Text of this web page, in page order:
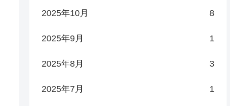
2025年10月 8
2025年9月 1
2025年8月 3
2025年7月 1